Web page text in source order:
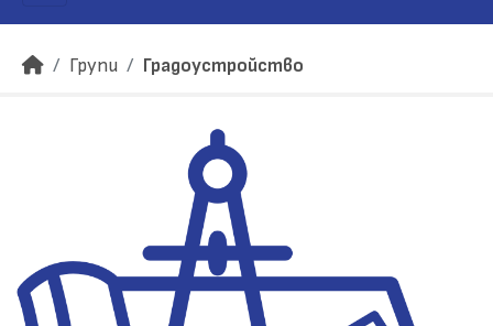
Групи Градоустройство